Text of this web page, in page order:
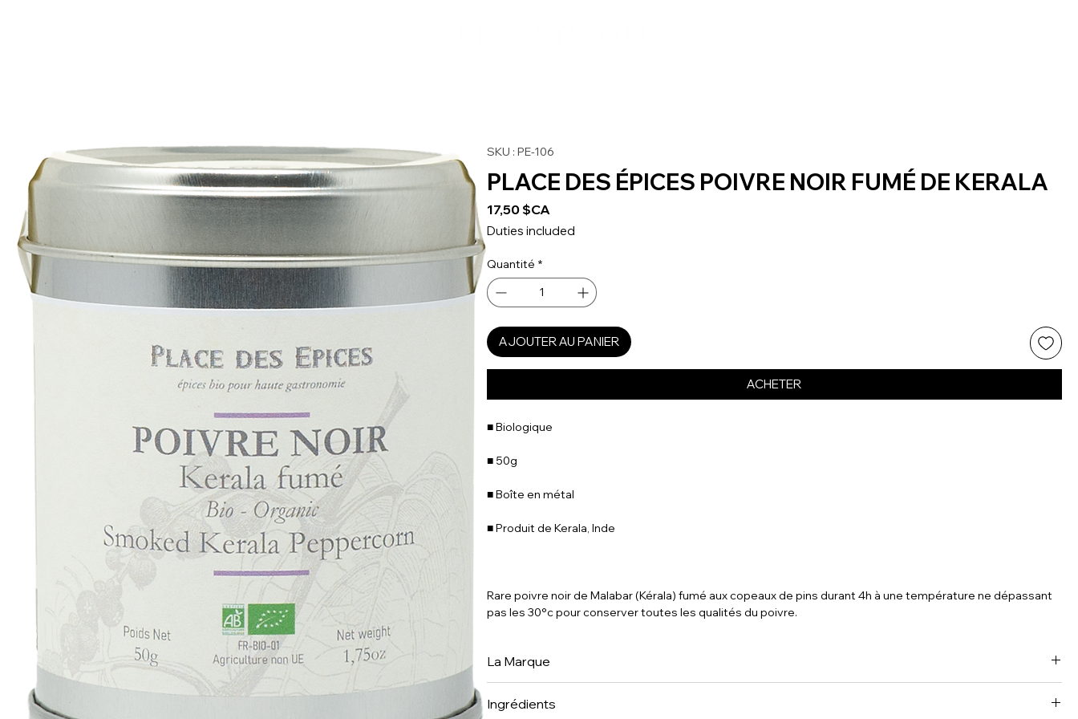
SKU : PE-106
PLACE DES ÉPICES POIVRE NOIR FUMÉ DE KERALA
17,50 $CAPrix
Duties included
Quantité *
AJOUTER AU PANIER
ACHETER
■ Biologique
■ 50g
■ Boîte en métal
■ Produit de Kerala, Inde
Rare poivre noir de Malabar (Kérala) fumé aux copeaux de pins durant 4h à une température ne dépassant
pas les 30°c pour conserver toutes les qualités du poivre.
La Marque
gastronomiques qui ont travaillé toute leur vie avec des produits frais, nos oncles et tantes étaient
Ingrédients